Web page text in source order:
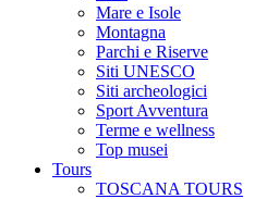
Mare e Isole
Montagna
Parchi e Riserve
Siti UNESCO
Siti archeologici
Sport Avventura
Terme e wellness
Top musei
Tours
TOSCANA TOURS